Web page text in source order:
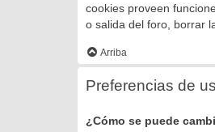
cookies proveen
o salida del foro, borrar
Arriba
Preferencias de
¿Cómo se puede